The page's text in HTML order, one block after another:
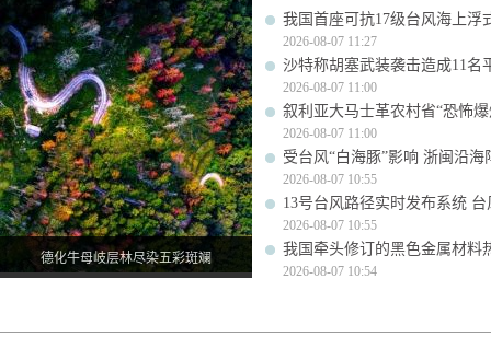
德化牛母岐层林尽染五彩斑斓
我国首座可抗17级台风海上浮
2026-08-07 11:27
沙特称胡塞武装袭击造成11名
2026-08-07 11:00
叙利亚大马士革农村省“恐怖爆
2026-08-07 11:00
受台风“白海豚”影响 浙闽沿海
2026-08-07 10:55
13号台风路径实时发布系统
2026-08-07 10:55
我国牵头修订的黑色金属材料
2026-08-07 10:54